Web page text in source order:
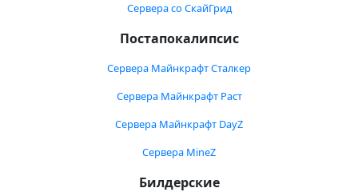
Сервера со СкайГрид
Постапокалипсис
Сервера Майнкрафт Сталкер
Сервера Майнкрафт Раст
Сервера Майнкрафт DayZ
Сервера MineZ
Билдерские